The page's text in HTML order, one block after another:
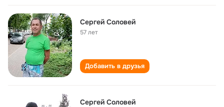
Сергей Соловей
57 лет
Добавить в друзья
Сергей Соловей